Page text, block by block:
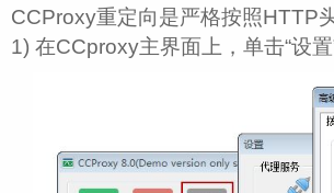
CCProxy重定向是严格按照HTTP
1) 在CCproxy主界面上，单击“设置